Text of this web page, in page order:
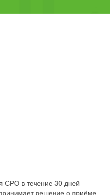
СРО в течение 30 дней
решение о приёме